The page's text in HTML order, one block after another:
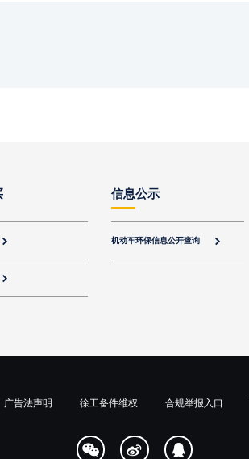


信息公示
机动车环保信息公开查询 
广告法声明 徐工备件维权 合规举报入口
  